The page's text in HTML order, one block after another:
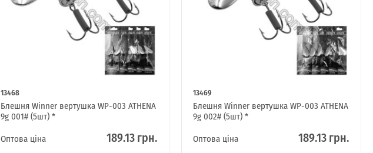
13468
Блешня Winner вертушка WP-003 ATHENA
9g 001# (5шт) *
Оптова ціна
189.13 грн.
13469
Блешня Winner вертушка WP-003 ATHENA
9g 002# (5шт) *
Оптова ціна
189.13 грн.